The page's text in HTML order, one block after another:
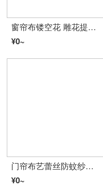
窗帘布镂空花 雕花提花全遮光窗帘布料纱成品大气卧室客厅婚房红色 莲花咖 宽4.0米*高2.7米 套装1片
¥0~
门帘布艺蕾丝防蚊纱门帘卧室隔断帘客厅阳台窗帘夏季装饰家用加密 窗帘布料 窗纱 窗帘布成品 窗帘客厅 白色牛奶丝窗帘款 200厘米 110厘米
¥0~